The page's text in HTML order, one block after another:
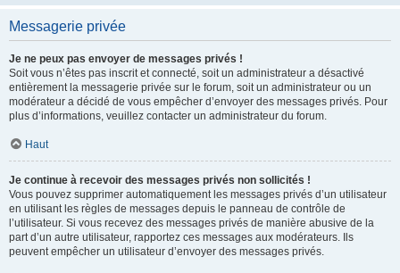
Messagerie privée
Je ne peux pas envoyer de messages privés !
Soit vous n’êtes pas inscrit et connecté, soit un administrateur a désactivé
entièrement la messagerie privée sur le forum, soit un administrateur ou un
modérateur a décidé de vous empêcher d’envoyer des messages privés. Pour
plus d’informations, veuillez contacter un administrateur du forum.
Haut
Je continue à recevoir des messages privés non sollicités !
Vous pouvez supprimer automatiquement les messages privés d’un utilisateur
en utilisant les règles de messages depuis le panneau de contrôle de
l’utilisateur. Si vous recevez des messages privés de manière abusive de la
part d’un autre utilisateur, rapportez ces messages aux modérateurs. Ils
peuvent empêcher un utilisateur d’envoyer des messages privés.